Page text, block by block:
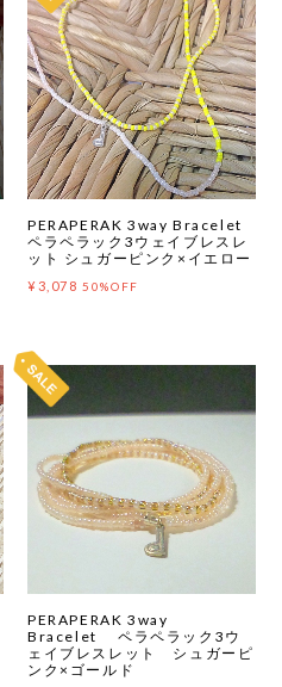
PERAPERAK 3way Bracelet
ペラペラック3ウェイブレスレ
ット シュガーピンク×イエロー
¥3,078 50%OFF
PERAPERAK 3way
Bracelet ペラペラック3ウ
ェイブレスレット シュガーピ
ンク×ゴールド